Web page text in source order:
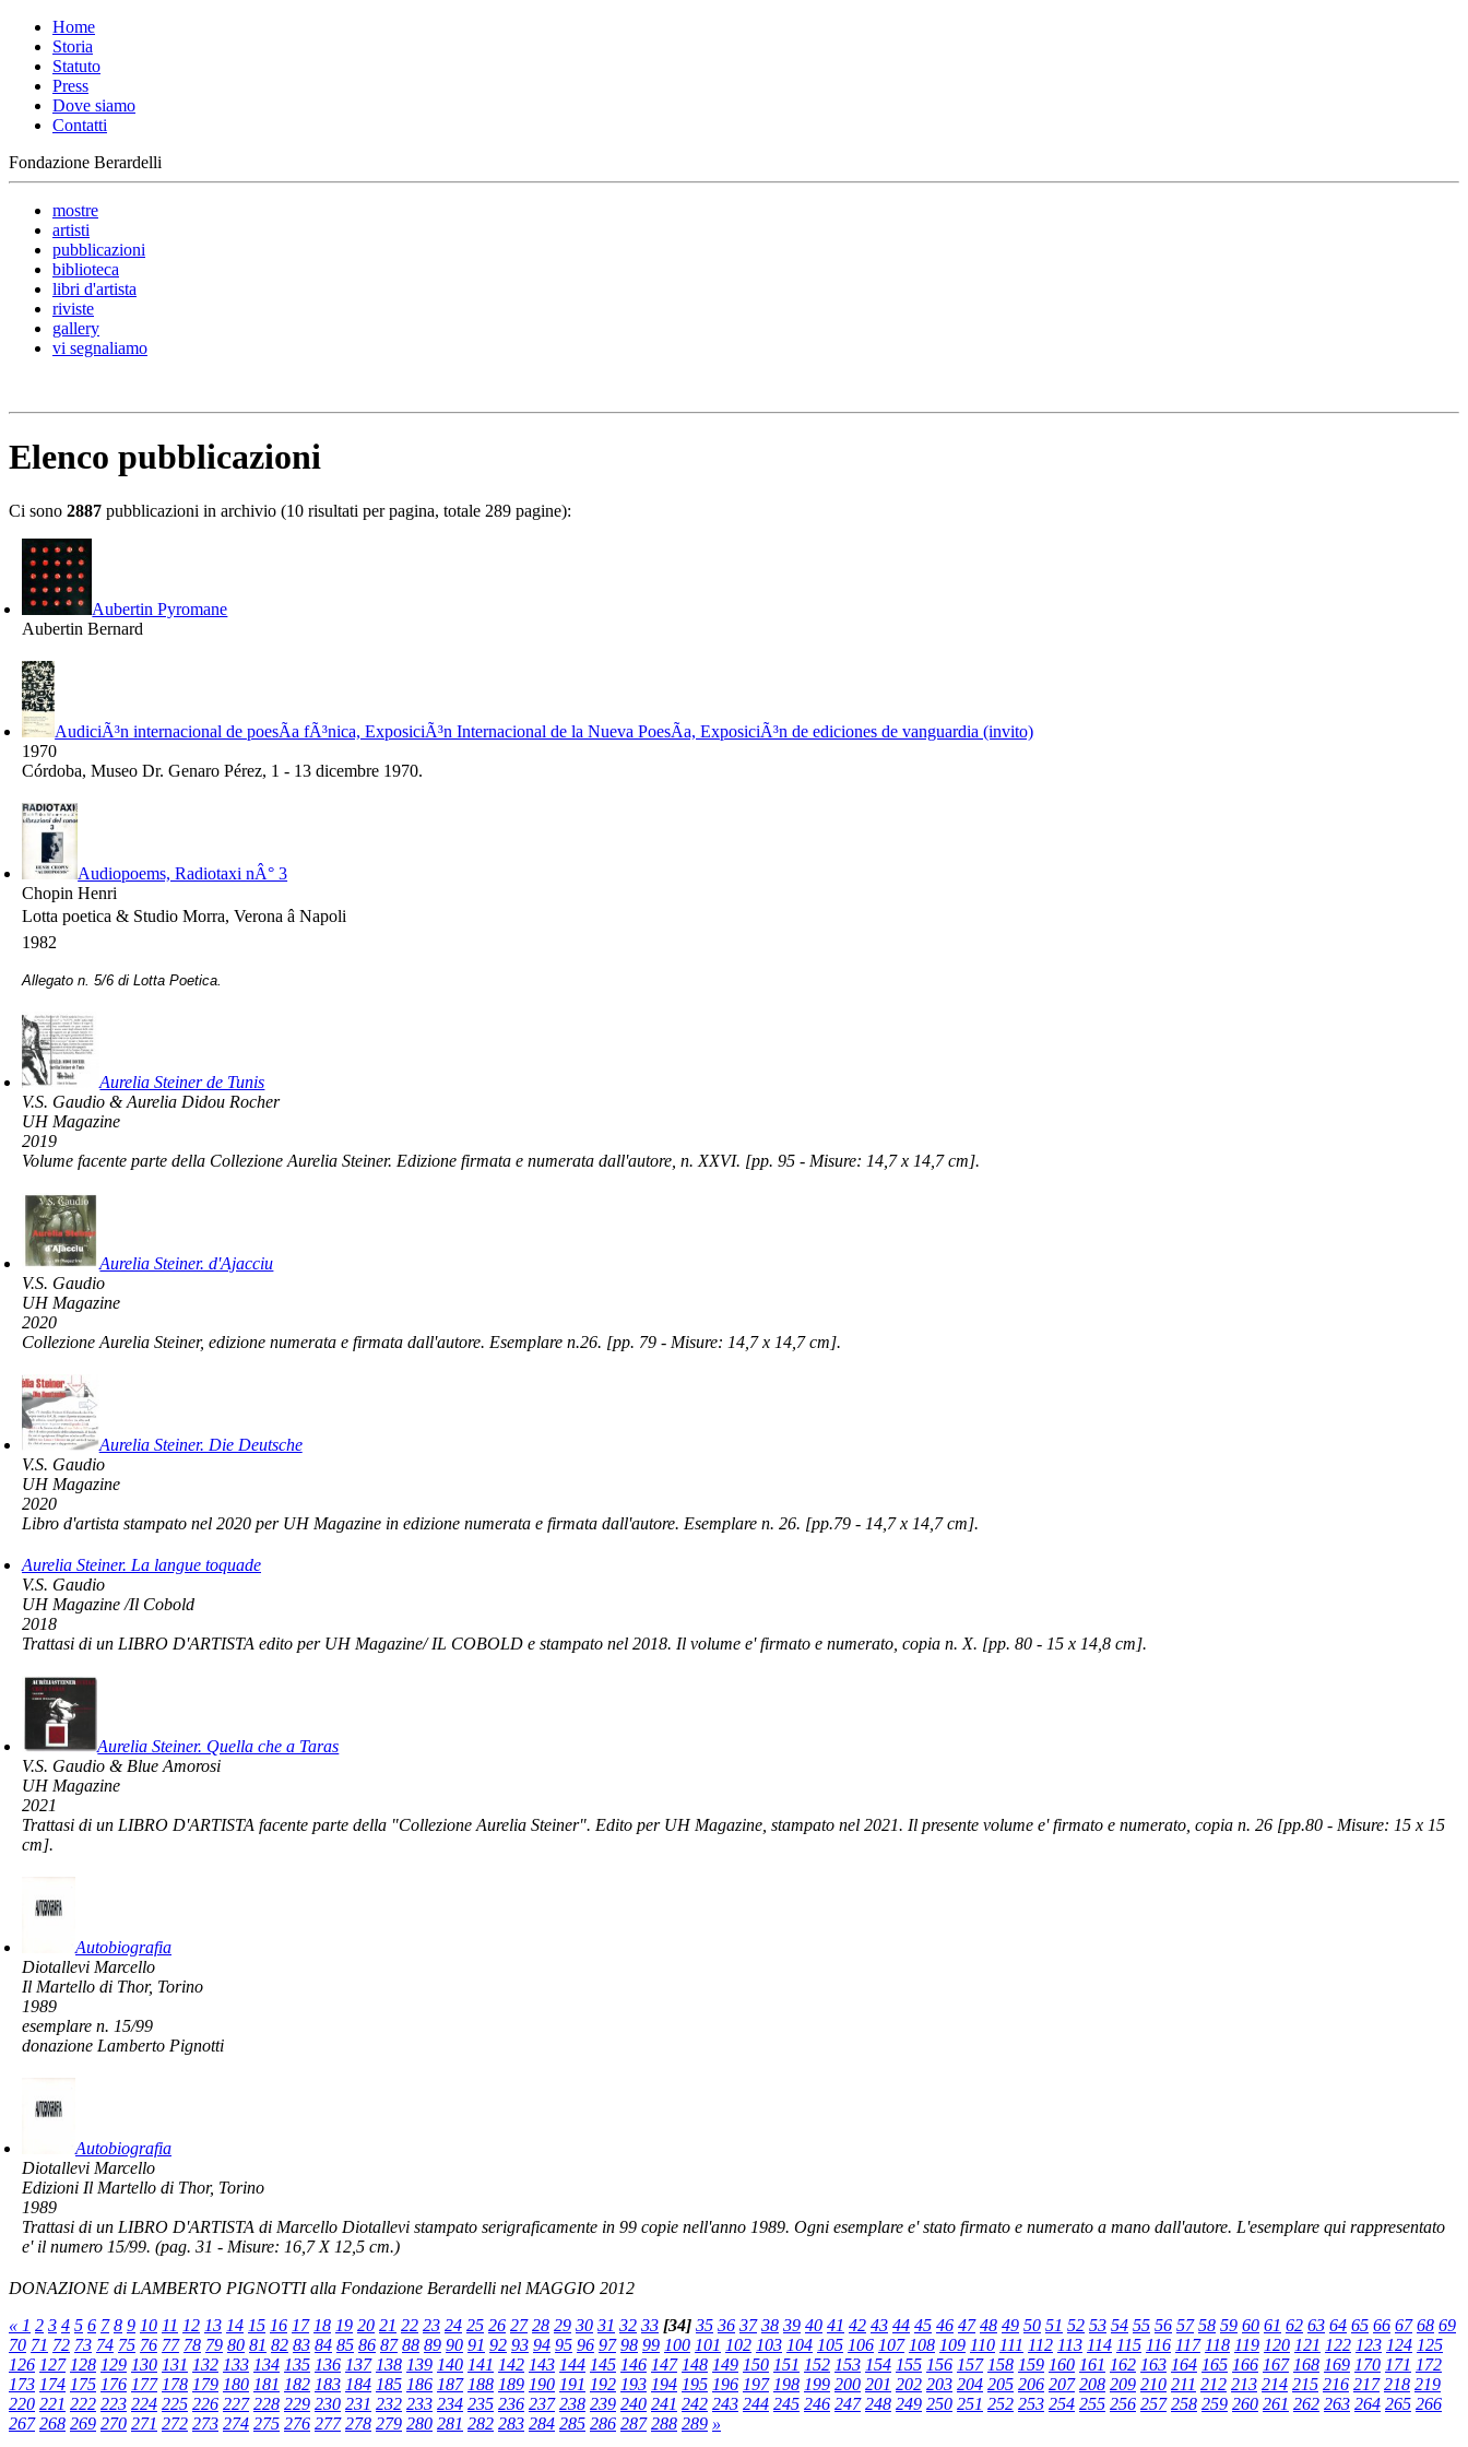
Home
Storia
Statuto
Press
Dove siamo
Contatti
Fondazione Berardelli
mostre
artisti
pubblicazioni
biblioteca
libri d'artista
riviste
gallery
vi segnaliamo
Elenco pubblicazioni
Ci sono 2887 pubblicazioni in archivio (10 risultati per pagina, totale 289 pagine):
Aubertin Pyromane
Aubertin Bernard
AudiciÃ³n internacional de poesÃ­a fÃ³nica, ExposiciÃ³n Internacional de la Nueva PoesÃ­a, ExposiciÃ³n de ediciones de vanguardia (invito)
1970
Córdoba, Museo Dr. Genaro Pérez, 1 - 13 dicembre 1970.
Audiopoems, Radiotaxi nÂ° 3
Chopin Henri
Lotta poetica & Studio Morra, Verona â Napoli
1982
Allegato n. 5/6 di Lotta Poetica.
Aurelia Steiner de Tunis
V.S. Gaudio & Aurelia Didou Rocher
UH Magazine
2019
Volume facente parte della Collezione Aurelia Steiner. Edizione firmata e numerata dall'autore, n. XXVI. [pp. 95 - Misure: 14,7 x 14,7 cm].
Aurelia Steiner. d'Ajacciu
V.S. Gaudio
UH Magazine
2020
Collezione Aurelia Steiner, edizione numerata e firmata dall'autore. Esemplare n.26. [pp. 79 - Misure: 14,7 x 14,7 cm].
Aurelia Steiner. Die Deutsche
V.S. Gaudio
UH Magazine
2020
Libro d'artista stampato nel 2020 per UH Magazine in edizione numerata e firmata dall'autore. Esemplare n. 26. [pp.79 - 14,7 x 14,7 cm].
Aurelia Steiner. La langue toquade
V.S. Gaudio
UH Magazine /Il Cobold
2018
Trattasi di un LIBRO D'ARTISTA edito per UH Magazine/ IL COBOLD e stampato nel 2018. Il volume e' firmato e numerato, copia n. X. [pp. 80 - 15 x 14,8 cm].
Aurelia Steiner. Quella che a Taras
V.S. Gaudio & Blue Amorosi
UH Magazine
2021
Trattasi di un LIBRO D'ARTISTA facente parte della "Collezione Aurelia Steiner". Edito per UH Magazine, stampato nel 2021. Il presente volume e' firmato e numerato, copia n. 26 [pp.80 - Misure: 15 x 15
cm].
Autobiografia
Diotallevi Marcello
Il Martello di Thor, Torino
1989
esemplare n. 15/99
donazione Lamberto Pignotti
Autobiografia
Diotallevi Marcello
Edizioni Il Martello di Thor, Torino
1989
Trattasi di un LIBRO D'ARTISTA di Marcello Diotallevi stampato serigraficamente in 99 copie nell'anno 1989. Ogni esemplare e' stato firmato e numerato a mano dall'autore. L'esemplare qui rappresentato
e' il numero 15/99. (pag. 31 - Misure: 16,7 X 12,5 cm.)
DONAZIONE di LAMBERTO PIGNOTTI alla Fondazione Berardelli nel MAGGIO 2012
« 1 2 3 4 5 6 7 8 9 10 11 12 13 14 15 16 17 18 19 20 21 22 23 24 25 26 27 28 29 30 31 32 33 [34] 35 36 37 38 39 40 41 42 43 44 45 46 47 48 49 50 51 52 53 54 55 56 57 58 59 60 61 62 63 64 65 66 67 68 69
70 71 72 73 74 75 76 77 78 79 80 81 82 83 84 85 86 87 88 89 90 91 92 93 94 95 96 97 98 99 100 101 102 103 104 105 106 107 108 109 110 111 112 113 114 115 116 117 118 119 120 121 122 123 124 125
126 127 128 129 130 131 132 133 134 135 136 137 138 139 140 141 142 143 144 145 146 147 148 149 150 151 152 153 154 155 156 157 158 159 160 161 162 163 164 165 166 167 168 169 170 171 172
173 174 175 176 177 178 179 180 181 182 183 184 185 186 187 188 189 190 191 192 193 194 195 196 197 198 199 200 201 202 203 204 205 206 207 208 209 210 211 212 213 214 215 216 217 218 219
220 221 222 223 224 225 226 227 228 229 230 231 232 233 234 235 236 237 238 239 240 241 242 243 244 245 246 247 248 249 250 251 252 253 254 255 256 257 258 259 260 261 262 263 264 265 266
267 268 269 270 271 272 273 274 275 276 277 278 279 280 281 282 283 284 285 286 287 288 289 »